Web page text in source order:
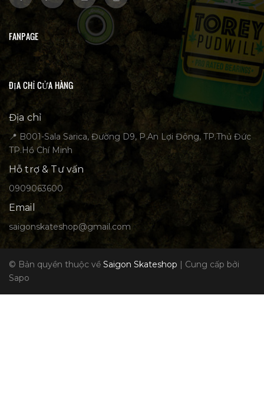
FANPAGE
ĐỊA CHỈ CỬA HÀNG
Địa chỉ
📍 B001-Sala Sarica, Đường D9, P.An Lợi Đông, TP.Thủ Đức
TP.Hồ Chí Minh
Hỗ trợ & Tư vấn
0909063600
Email
saigonskateshop@gmail.com
© Bản quyền thuộc về Saigon Skateshop | Cung cấp bởi
Sapo